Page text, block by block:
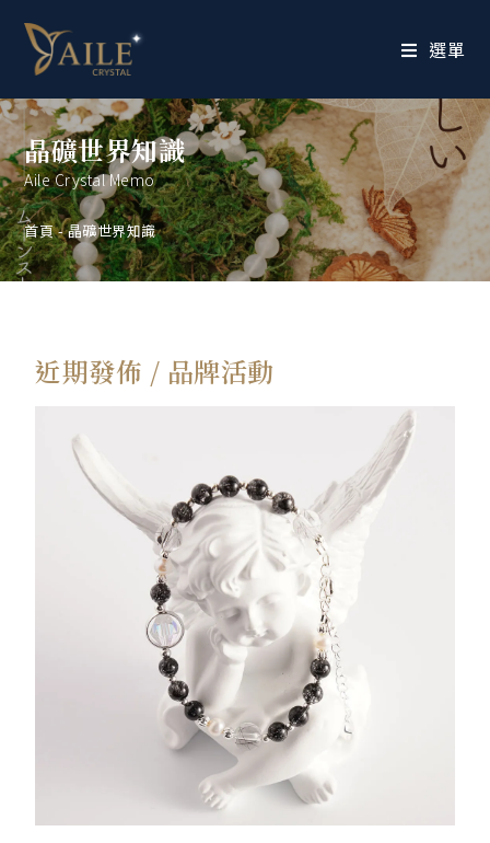
選單
晶礦世界知識
Aile Crystal Memo
首頁-晶礦世界知識
近期發佈 / 品牌活動